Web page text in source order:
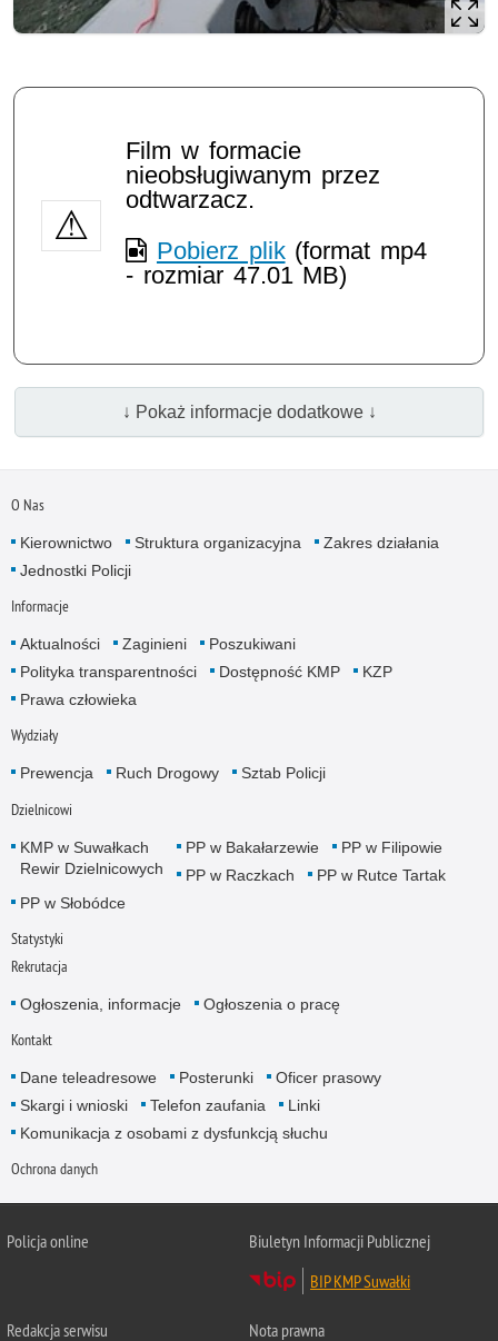
Opis filmu: Na początku pojawiają się napisy na których
Film w formacie
nieobsługiwanym przez
odtwarzacz.
Pobierz plik(format mp4
- rozmiar 47.01 MB)
↓ Pokaż informacje dodatkowe ↓
O Nas
Kierownictwo Struktura organizacyjna
Zakres działania
Jednostki Policji
Informacje
Aktualności Zaginieni
Poszukiwani
Polityka transparentności
Dostępność KMP
KZP
Prawa człowieka
Wydziały
Prewencja Ruch Drogowy Sztab Policji
Dzielnicowi
KMP w Suwałkach
Rewir Dzielnicowych
PP w Bakałarzewie
PP w Filipowie
PP w Raczkach
PP w Rutce Tartak
PP w Słobódce
Statystyki
Rekrutacja
Ogłoszenia, informacje Ogłoszenia o pracę
Kontakt
Dane teleadresowe Posterunki
Oficer prasowy
Skargi i wnioski
Telefon zaufania
Linki
Komunikacja z osobami z dysfunkcją słuchu
Ochrona danych
Policja online
Biuletyn Informacji Publicznej
BIP KMP Suwałki
Redakcja serwisu Nota prawna